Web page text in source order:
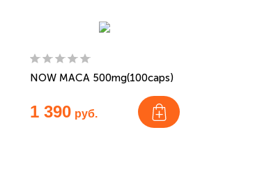
NOW MACA 500mg(100caps)
1 390 руб.